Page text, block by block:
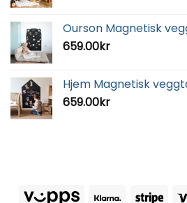
Ourson Magnetisk
659.00kr
Hjem Magnetisk
659.00kr